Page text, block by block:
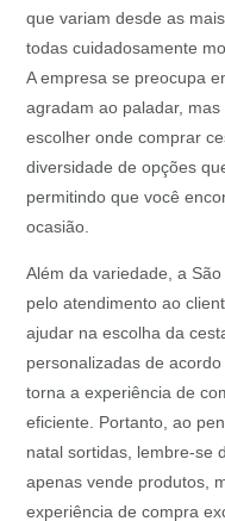
que variam desde as
todas cuidadosamente
A empresa se preocupa
agradam ao paladar,
escolher onde comprar
diversidade de opções
permitindo que você
ocasião.
Além da variedade, a
pelo atendimento ao
ajudar na escolha da
personalizadas de
torna a experiência de
eficiente. Portanto, ao
natal sortidas, lembre-se
apenas vende produtos,
experiência de compra